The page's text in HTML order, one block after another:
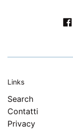
Links
Search
Contatti
Privacy